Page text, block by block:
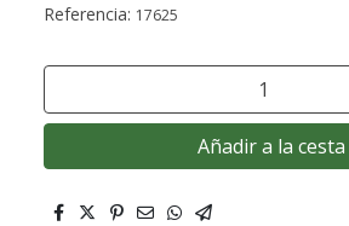
Referencia: 17625
Añadir a la cesta